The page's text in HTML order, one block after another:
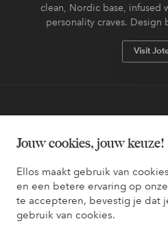
Jouw cookies, jouw keuze!
Ellos maakt gebruik van
en een betere ervaring op
te accepteren, bevestig je dat
gebruik van cookies.
clean, Nordic base, infused
personality craves. Design
Visit
Wil je meer weten over